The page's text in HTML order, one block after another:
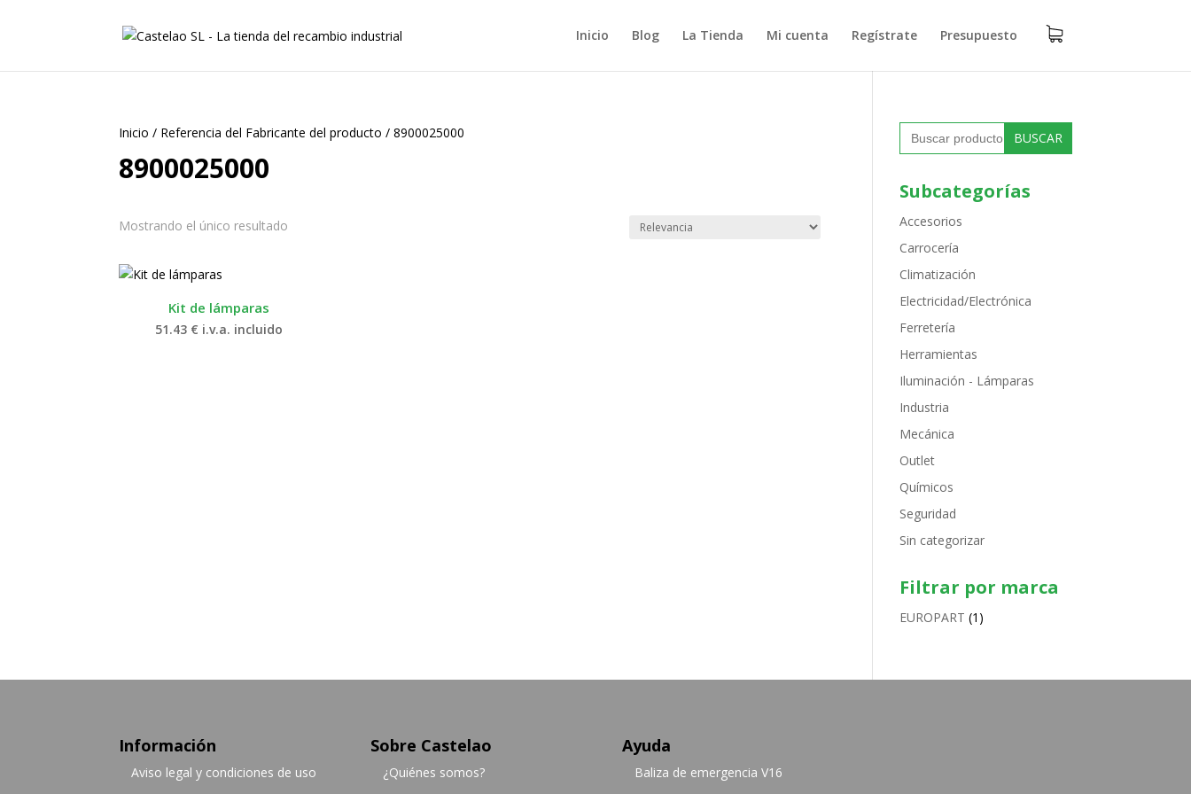
Inicio Blog La Tienda Mi cuenta Regístrate Presupuesto
Inicio / Referencia del Fabricante del producto /8900025000
8900025000
Mostrando el único resultado
Kit de lámparas
51.43 € i.v.a. incluido
Buscar:
Subcategorías
Accesorios
Carrocería
Climatización
Electricidad/Electrónica
Ferretería
Herramientas
Iluminación - Lámparas
Industria
Mecánica
Outlet
Químicos
Seguridad
Sin categorizar
Filtrar por marca
EUROPART (1)
Información
Aviso legal y condiciones de uso
Sobre Castelao
¿Quiénes somos?
Ayuda
Baliza de emergencia V16